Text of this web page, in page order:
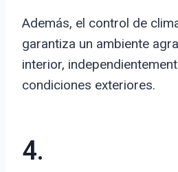
Además, el control de
garantiza un ambiente
interior,
condiciones exteriores.
4.